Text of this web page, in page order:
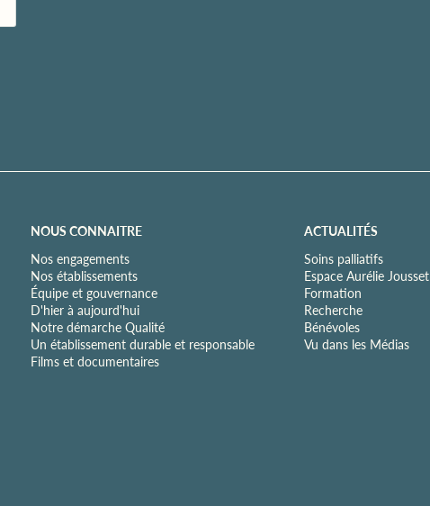
NOUS CONNAITRE
Nos engagements
Nos établissements
Équipe et gouvernance
D'hier à aujourd'hui
Notre démarche Qualité
Un établissement durable et responsable
Films et documentaires
ACTUALITÉS
Soins palliatifs
Espace Aurélie Jousset
Formation
Recherche
Bénévoles
Vu dans les Médias